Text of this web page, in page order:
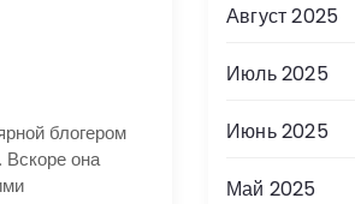
блогером
Вскоре она
Август 2025
Июль 2025
Июнь 2025
Май 2025